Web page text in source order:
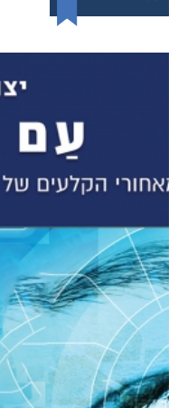
נעמה הכל-יכולה
מודפס
₪68
₪58
דיגיטלי
₪35